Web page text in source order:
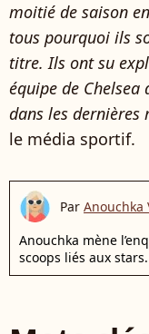
moitié de saison
tous pourquoi ils
titre. Ils ont su
équipe de
dans les dernières
le média sportif.
Par Anouchka
Anouchka mène
scoops liés aux stars.